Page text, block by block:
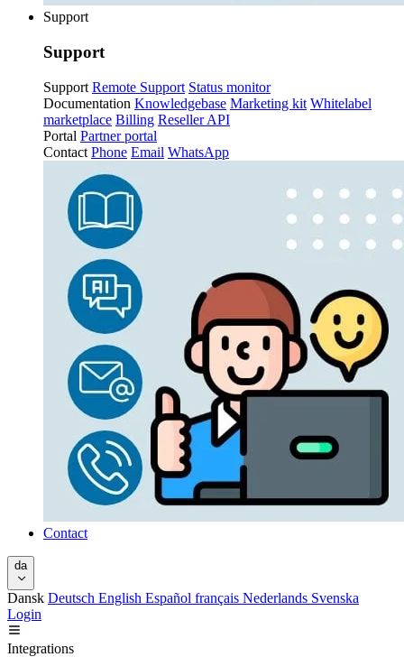
Support
Support
Support Remote Support Status monitor
Documentation Knowledgebase Marketing kit Whitelabel
marketplace Billing Reseller API
Portal Partner portal
Contact Phone Email WhatsApp
Contact
da
Dansk Deutsch English Español français Nederlands Svenska
Login
Integrations